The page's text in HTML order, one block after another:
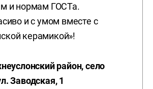
и нормам ГОСТа.
и с умом вместе с
керамикой»!
район, село
Заводская, 1